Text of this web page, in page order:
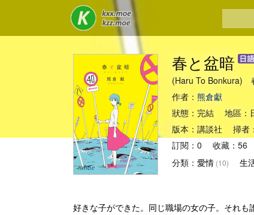
春と盆暗
(Haru To Bonkura)
作者： 熊倉獻
狀態：完結 地區
版本：講談社 掃
訂閱：0 收藏：
分類： 愛情 (10) 生
好きな子ができた。同じ職場の女の子。それ